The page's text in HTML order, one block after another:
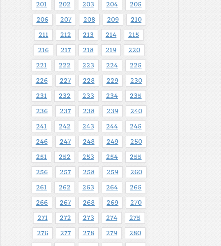
201 202 203 204 205
206 207 208 209 210
211 212 213 214 215
216 217 218 219 220
221 222 223 224 225
226 227 228 229 230
231 232 233 234 235
236 237 238 239 240
241 242 243 244 245
246 247 248 249 250
251 252 253 254 255
256 257 258 259 260
261 262 263 264 265
266 267 268 269 270
271 272 273 274 275
276 277 278 279 280